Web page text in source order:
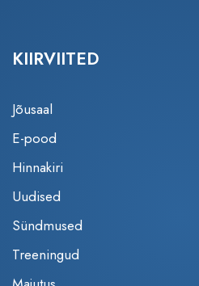
KIIRVIITED
Jõusaal
E-pood
Hinnakiri
Uudised
Sündmused
Treeningud